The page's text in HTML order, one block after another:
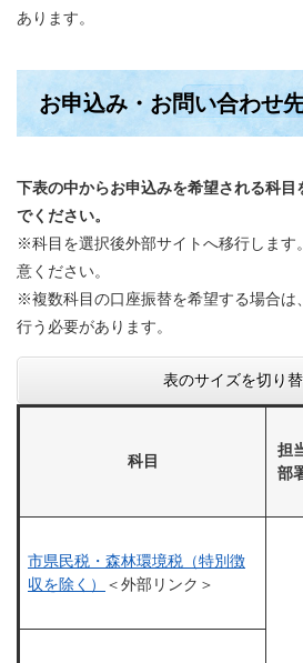
あります。
お申込み・お問い合わせ
下表の中からお申込みを希望される科
でください。
※科目を選択後外部サイトへ移行します
意ください。
※複数科目の口座振替を希望する場合は
行う必要があります。
表のサイズを切り
科目
担
部
市県民税・森林環境税（特別徴
収を除く）
＜外部リンク＞